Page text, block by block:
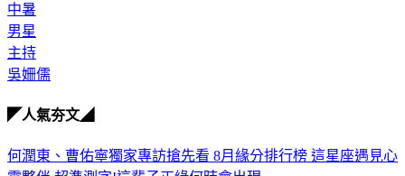
中暑
男星
主持
吳姍儒
◤人氣夯文◢
何潤東、曹佑寧獨家專訪搶先看 8月緣分排行榜 這星座遇見心